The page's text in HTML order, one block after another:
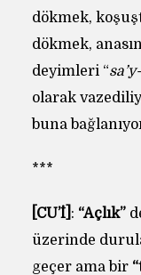
dökmek,
dökmek,
deyimleri “
olarak
buna
***
[CU’İ] : “Açlık”
üzerinde
geçer ama bir